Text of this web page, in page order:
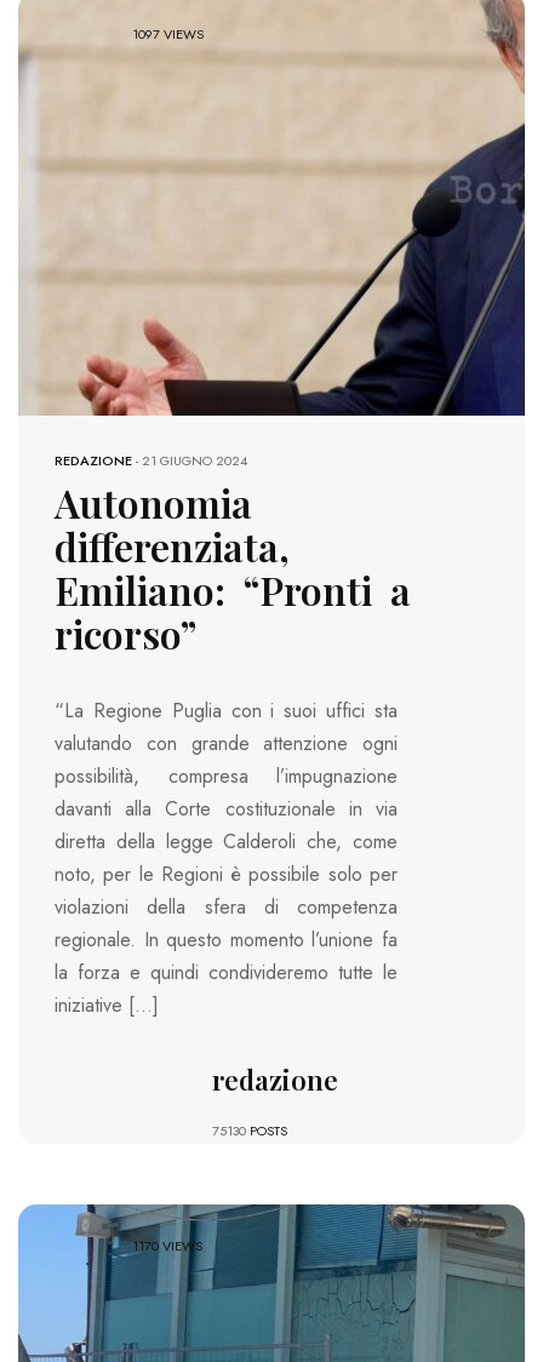
1097 VIEWS
REDAZIONE-21 GIUGNO 2024
Autonomia
differenziata,
Emiliano: “Pronti a
ricorso”
“La Regione Puglia con i suoi uffici sta
valutando con grande attenzione ogni
possibilità, compresa l’impugnazione
davanti alla Corte costituzionale in via
diretta della legge Calderoli che, come
noto, per le Regioni è possibile solo per
violazioni della sfera di competenza
regionale. In questo momento l’unione fa
la forza e quindi condivideremo tutte le
iniziative […]
redazione
75130 POSTS
1170 VIEWS